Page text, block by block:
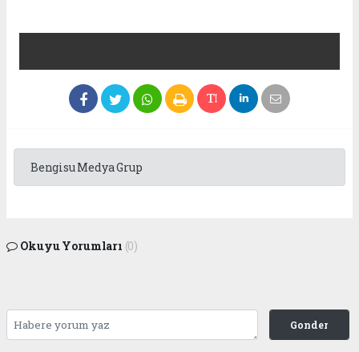
Bengisu Medya Grup
Okuyu Yorumları (0)
Gonder